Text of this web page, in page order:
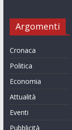
Argomenti
Cronaca
Politica
Economia
Attualità
Eventi
Pubblicità